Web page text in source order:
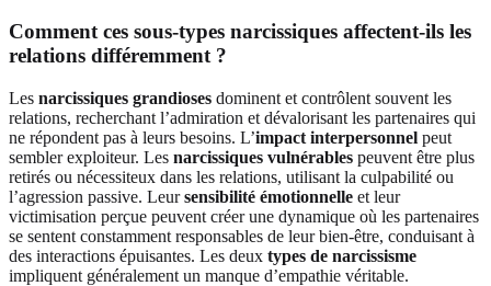
Comment ces sous-types narcissiques affectent-ils les
relations différemment ?
Les narcissiques grandioses dominent et contrôlent souvent les
relations, recherchant l’admiration et dévalorisant les partenaires qui
ne répondent pas à leurs besoins. L’impact interpersonnel peut
sembler exploiteur. Les narcissiques vulnérables peuvent être plus
retirés ou nécessiteux dans les relations, utilisant la culpabilité ou
l’agression passive. Leursensibilité émotionnelle et leur
victimisation perçue peuvent créer une dynamique où les partenaires
se sentent constamment responsables de leur bien-être, conduisant à
des interactions épuisantes. Les deux types de narcissisme
impliquent généralement un manque d’empathie véritable.